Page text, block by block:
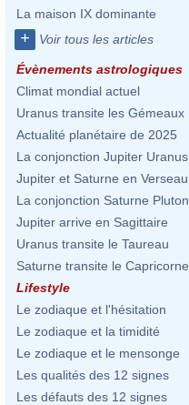
La maison IX dominante
+ Voir tous les articles
Évènements astrologiques
Climat mondial actuel
Uranus transite les Gémeaux
Actualité planétaire de 2025
La conjonction Jupiter Uranus
Jupiter et Saturne en Verseau
La conjonction Saturne Pluton
Jupiter arrive en Sagittaire
Uranus transite le Taureau
Saturne transite le Capricorne
Lifestyle
Le zodiaque et l'hésitation
Le zodiaque et la timidité
Le zodiaque et le mensonge
Les qualités des 12 signes
Les défauts des 12 signes